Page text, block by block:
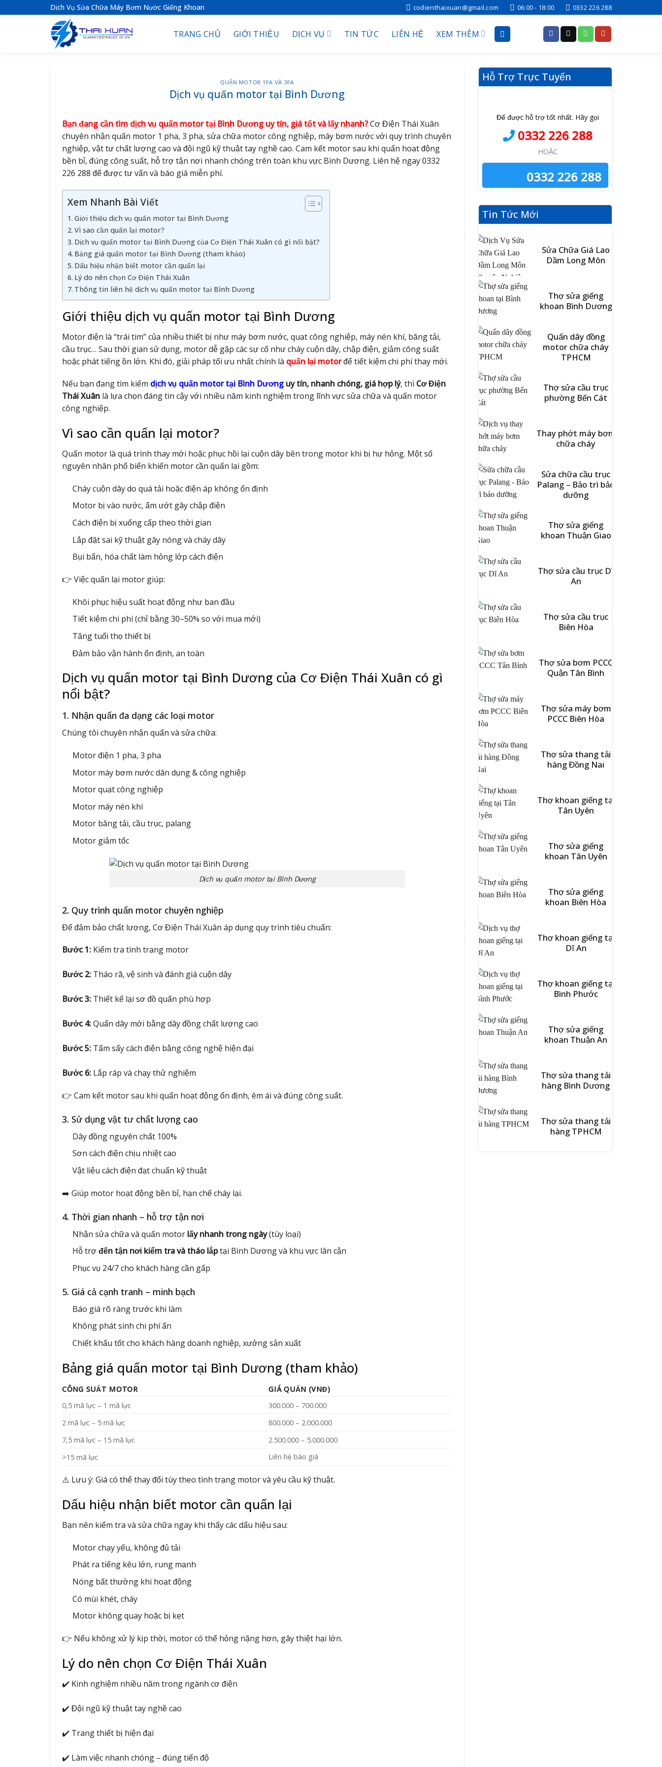
k
Dịch Vụ Sửa Chữa Máy Bơm Nước Giếng Khoan codienthaixuan@gmail.com 06:00 - 18:00 0332 226 288
TRANG CHỦ GIỚI THIỆU DỊCH VỤ TIN TỨC LIÊN HỆ XEM THÊM
QUẤN MOTOR 1FA VÀ 3FA
Dịch vụ quấn motor tại Bình Dương
Bạn đang cần tìm dịch vụ quấn motor tại Bình Dương uy tín, giá tốt và lấy nhanh?Cơ Điện Thái Xuân
chuyên nhận quấn motor 1 pha, 3 pha, sửa chữa motor công nghiệp, máy bơm nước với quy trình chuyên
nghiệp, vật tư chất lượng cao và đội ngũ kỹ thuật tay nghề cao. Cam kết motor sau khi quấn hoạt động
bền bỉ, đúng công suất, hỗ trợ tận nơi nhanh chóng trên toàn khu vực Bình Dương. Liên hệ ngay 0332
226 288 để được tư vấn và báo giá miễn phí.
Xem Nhanh Bài Viết
Giới thiệu dịch vụ quấn motor tại Bình Dương
Vì sao cần quấn lại motor?
Dịch vụ quấn motor tại Bình Dương của Cơ Điện Thái Xuân có gì nổi bật?
Bảng giá quấn motor tại Bình Dương (tham khảo)
Dấu hiệu nhận biết motor cần quấn lại
Lý do nên chọn Cơ Điện Thái Xuân
Thông tin liên hệ dịch vụ quấn motor tại Bình Dương
Giới thiệu dịch vụ quấn motor tại Bình Dương
Motor điện là “trái tim” của nhiều thiết bị như máy bơm nước, quạt công nghiệp, máy nén khí, băng tải,
cầu trục… Sau thời gian sử dụng, motor dễ gặp các sự cố như cháy cuộn dây, chập điện, giảm công suất
hoặc phát tiếng ồn lớn. Khi đó, giải pháp tối ưu nhất chính là quấn lại motorđể tiết kiệm chi phí thay mới.
Nếu bạn đang tìm kiếm dịch vụ quấn motor tại Bình Dương uy tín, nhanh chóng, giá hợp lý, thì Cơ Điện
Thái Xuân là lựa chọn đáng tin cậy với nhiều năm kinh nghiệm trong lĩnh vực sửa chữa và quấn motor
công nghiệp.
Vì sao cần quấn lại motor?
Quấn motor là quá trình thay mới hoặc phục hồi lại cuộn dây bên trong motor khi bị hư hỏng. Một số
nguyên nhân phổ biến khiến motor cần quấn lại gồm:
Cháy cuộn dây do quá tải hoặc điện áp không ổn định
Motor bị vào nước, ẩm ướt gây chập điện
Cách điện bị xuống cấp theo thời gian
Lắp đặt sai kỹ thuật gây nóng và cháy dây
Bụi bẩn, hóa chất làm hỏng lớp cách điện
👉 Việc quấn lại motor giúp:
Khôi phục hiệu suất hoạt động như ban đầu
Tiết kiệm chi phí (chỉ bằng 30–50% so với mua mới)
Tăng tuổi thọ thiết bị
Đảm bảo vận hành ổn định, an toàn
Dịch vụ quấn motor tại Bình Dương của Cơ Điện Thái Xuân có gì
nổi bật?
1. Nhận quấn đa dạng các loại motor
Chúng tôi chuyên nhận quấn và sửa chữa:
Motor điện 1 pha, 3 pha
Motor máy bơm nước dân dụng & công nghiệp
Motor quạt công nghiệp
Motor máy nén khí
Motor băng tải, cầu trục, palang
Motor giảm tốc
Dịch vụ quấn motor tại Bình Dương
2. Quy trình quấn motor chuyên nghiệp
Để đảm bảo chất lượng, Cơ Điện Thái Xuân áp dụng quy trình tiêu chuẩn:
Bước 1: Kiểm tra tình trạng motor
Bước 2: Tháo rã, vệ sinh và đánh giá cuộn dây
Bước 3: Thiết kế lại sơ đồ quấn phù hợp
Bước 4:Quấn dây mới bằng dây đồng chất lượng cao
Bước 5: Tẩm sấy cách điện bằng công nghệ hiện đại
Bước 6: Lắp ráp và chạy thử nghiệm
👉 Cam kết motor sau khi quấn hoạt động ổn định, êm ái và đúng công suất.
3. Sử dụng vật tư chất lượng cao
Dây đồng nguyên chất 100%
Sơn cách điện chịu nhiệt cao
Vật liệu cách điện đạt chuẩn kỹ thuật
➡️ Giúp motor hoạt động bền bỉ, hạn chế cháy lại.
4. Thời gian nhanh – hỗ trợ tận nơi
Nhận sửa chữa và quấn motor lấy nhanh trong ngày(tùy loại)
Hỗ trợ đến tận nơi kiểm tra và tháo lắptại Bình Dương và khu vực lân cận
Phục vụ 24/7 cho khách hàng cần gấp
5. Giá cả cạnh tranh – minh bạch
Báo giá rõ ràng trước khi làm
Không phát sinh chi phí ẩn
Chiết khấu tốt cho khách hàng doanh nghiệp, xưởng sản xuất
Bảng giá quấn motor tại Bình Dương (tham khảo)
CÔNG SUẤT MOTOR
GIÁ QUẤN (VNĐ)
0,5 mã lực – 1 mã lực
300.000 – 700.000
2 mã lực – 5 mã lực
800.000 – 2.000.000
7,5 mã lực – 15 mã lực
2.500.000 – 5.000.000
>15 mã lực
Liên hệ báo giá
⚠️ Lưu ý: Giá có thể thay đổi tùy theo tình trạng motor và yêu cầu kỹ thuật.
Dấu hiệu nhận biết motor cần quấn lại
Bạn nên kiểm tra và sửa chữa ngay khi thấy các dấu hiệu sau:
Motor chạy yếu, không đủ tải
Phát ra tiếng kêu lớn, rung mạnh
Nóng bất thường khi hoạt động
Có mùi khét, cháy
Motor không quay hoặc bị kẹt
👉 Nếu không xử lý kịp thời, motor có thể hỏng nặng hơn, gây thiệt hại lớn.
Lý do nên chọn Cơ Điện Thái Xuân
✔️ Kinh nghiệm nhiều năm trong ngành cơ điện
✔️ Đội ngũ kỹ thuật tay nghề cao
✔️ Trang thiết bị hiện đại
✔️ Làm việc nhanh chóng – đúng tiến độ
Hỗ Trợ Trực Tuyến
Để được hỗ trợ tốt nhất. Hãy gọi
0332 226 288
HOẶC
0332 226 288
Tin Tức Mới
Sửa Chữa Giá Lao
Dầm Long Môn
Thợ sửa giếng
khoan Bình Dương
Quấn dây đồng
motor chữa cháy
TPHCM
Thợ sửa cầu trục
phường Bến Cát
Thay phớt máy bơm
chữa cháy
Sửa chữa cầu trục
Palang – Bảo trì bảo
dưỡng
Thợ sửa giếng
khoan Thuận Giao
Thợ sửa cầu trục Dĩ
An
Thợ sửa cầu trục
Biên Hòa
Thợ sửa bơm PCCC
Quận Tân Bình
Thợ sửa máy bơm
PCCC Biên Hòa
Thợ sửa thang tải
hàng Đồng Nai
Thợ khoan giếng tại
Tân Uyên
Thợ sửa giếng
khoan Tân Uyên
Thợ sửa giếng
khoan Biên Hòa
Thợ khoan giếng tại
Dĩ An
Thợ khoan giếng tại
Bình Phước
Thợ sửa giếng
khoan Thuận An
Thợ sửa thang tải
hàng Bình Dương
Thợ sửa thang tải
hàng TPHCM